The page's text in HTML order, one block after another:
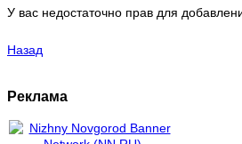
У вас недостаточно прав для
Назад
Реклама